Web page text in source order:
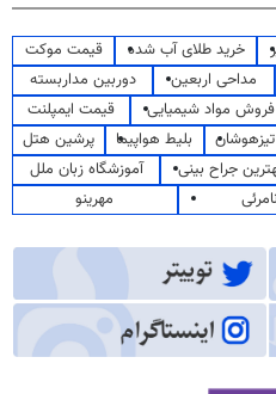
خرید طلای آب شده
قیمت موکت
مداحی اربعین
دوربین مداربسته
فروش مواد شیمیایی
قیمت ایمپلنت
بلیط هواپیما
پرشین هتل
جراح بینی
آموزشگاه زبان ملل
مهرینو